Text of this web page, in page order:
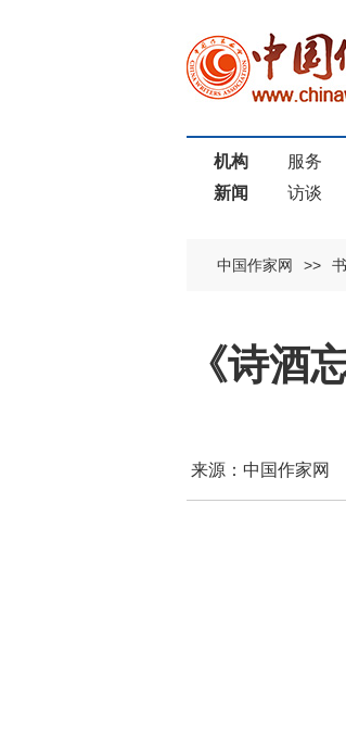
机构 服务
新闻
访谈
中国作家网 >>
《诗酒
来源：中国作